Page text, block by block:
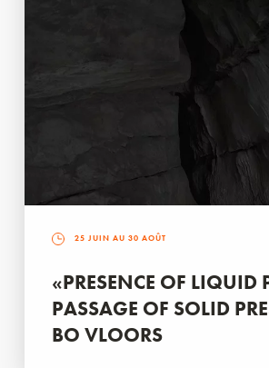
25 JUIN AU 30 AOÛT
«PRESENCE OF LIQUID
PASSAGE OF SOLID
BO VLOORS